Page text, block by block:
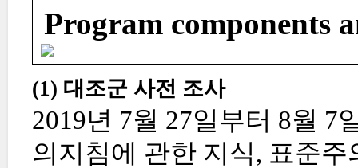
Program components
(1) 대조군 사전 조사
2019년 7월 27일부터 8월 7
의지침에 관한 지식, 표준